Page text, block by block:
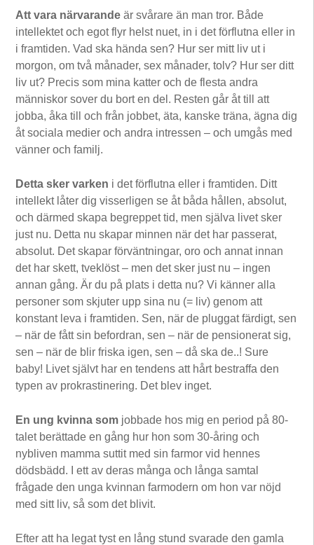
Att vara närvarande är svårare än man tror. Både
intellektet och egot flyr helst nuet, in i det förflutna eller in
i framtiden. Vad ska hända sen? Hur ser mitt liv ut i
morgon, om två månader, sex månader, tolv? Hur ser ditt
liv ut? Precis som mina katter och de flesta andra
människor sover du bort en del. Resten går åt till att
jobba, åka till och från jobbet, äta, kanske träna, ägna dig
åt sociala medier och andra intressen – och umgås med
vänner och familj.
Detta sker varken i det förflutna eller i framtiden. Ditt
intellekt låter dig visserligen se åt båda hållen, absolut,
och därmed skapa begreppet tid, men själva livet sker
just nu. Detta nu skapar minnen när det har passerat,
absolut. Det skapar förväntningar, oro och annat innan
det har skett, tveklöst – men det sker just nu – ingen
annan gång. Är du på plats i detta nu? Vi känner alla
personer som skjuter upp sina nu (= liv) genom att
konstant leva i framtiden. Sen, när de pluggat färdigt, sen
– när de fått sin befordran, sen – när de pensionerat sig,
sen – när de blir friska igen, sen – då ska de..! Sure
baby! Livet självt har en tendens att hårt bestraffa den
typen av prokrastinering. Det blev inget.
En ung kvinna som jobbade hos mig en period på 80-
talet berättade en gång hur hon som 30-åring och
nybliven mamma suttit med sin farmor vid hennes
dödsbädd. I ett av deras många och långa samtal
frågade den unga kvinnan farmodern om hon var nöjd
med sitt liv, så som det blivit.
Efter att ha legat tyst en lång stund svarade den gamla